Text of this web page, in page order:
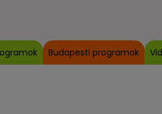
Budapesti programok